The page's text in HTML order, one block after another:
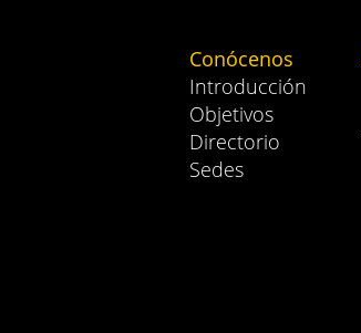
Conócenos
Introducción
Objetivos
Directorio
Sedes